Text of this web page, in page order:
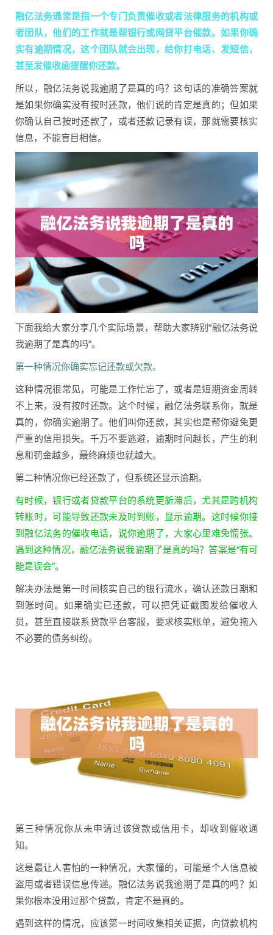
融亿法务通常是指一个专门负责催收或者法律服务的机构或
者团队，他们的工作就是帮银行或网贷平台催款。如果你确
实有逾期情况，这个团队就会出现，给你打电话、发短信，
甚至发催收函提醒你还款。
所以，融亿法务说我逾期了是真的吗？这句话的准确答案就
是如果你确实没有按时还款，他们说的肯定是真的；但如果
你确认自己按时还款了，或者还款记录有误，那就需要核实
信息，不能盲目相信。
下面我给大家分享几个实际场景，帮助大家辨别“融亿法务说
我逾期了是真的吗”。
第一种情况你确实忘记还款或欠款。
这种情况很常见，可能是工作忙忘了，或者是短期资金周转
不上来，没有按时还款。这个时候，融亿法务联系你，就是
真的，你确实逾期了。他们叫你还款，其实也是帮你避免更
严重的信用损失。千万不要逃避，逾期时间越长，产生的利
息和罚金越多，最终麻烦也就越大。
第二种情况你已经还款了，但系统还显示逾期。
有时候，银行或者贷款平台的系统更新滞后，尤其是跨机构
转账时，可能导致还款未及时到账，显示逾期。这时候你接
到融亿法务的催收电话，说你逾期了，大家心里难免慌张。
遇到这种情况，融亿法务说我逾期了是真的吗？答案是“有可
能是误会”。
解决办法是第一时间核实自己的银行流水，确认还款日期和
到账时间。如果确实已还款，可以把凭证截图发给催收人
员，甚至直接联系贷款平台客服，要求核实账单，避免拖入
不必要的债务纠纷。
第三种情况你从未申请过该贷款或信用卡，却收到催收通
知。
这是最让人害怕的一种情况，大家懂的，可能是个人信息被
盗用或者错误信息传递。融亿法务说我逾期了是真的吗？如
果你根本没用过那个贷款，肯定不是真的。
遇到这样的情况，应该第一时间收集相关证据，向贷款机构